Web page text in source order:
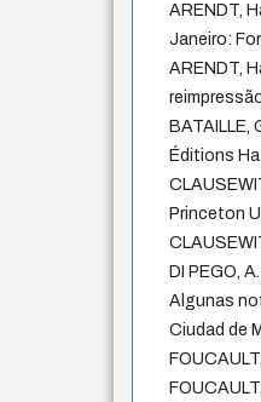
ARENDT,
Janeiro:
ARENDT,
BATAILLE,
Éditions
Princeton
DI PEGO,
Algunas
Ciudad de